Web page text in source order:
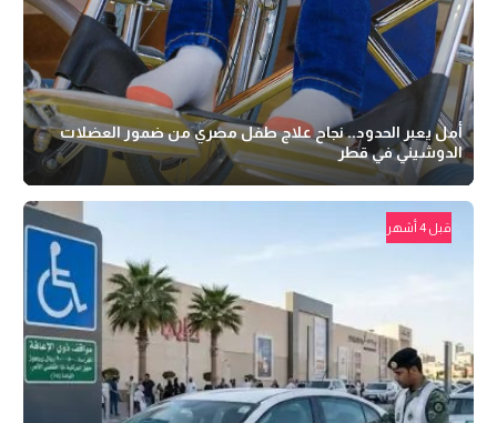
أمل يعبر الحدود.. نجاح علاج طفل مصري من ضمور العضلات
الدوشيني في قطر
قبل 4 أشهر